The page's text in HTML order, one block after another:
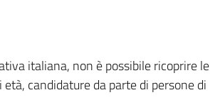
italiana, non è possibile ricoprire le
candidature da parte di persone di